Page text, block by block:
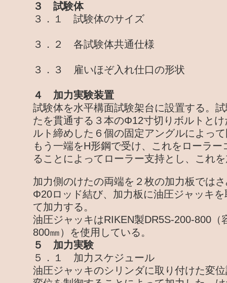
３ 試験体
３．１ 試験体のサイズ
３．２ 各試験体共通仕様
３．３ 雇いほぞ入れ仕口の形状
４ 加力実験装置
試験体を水平構面試験架台に設置する。
たを貫通する３本のΦ12寸切りボルトと
ルト締めした６個の固定アングルによっ
もう一端をH形鋼で受け、これをローラ
ることによってローラー支持とし、これ
加力側のけたの両端を２枚の加力板では
Φ20ロッド結び、加力板に油圧ジャッキ
て加力する。
油圧ジャッキはRIKEN製DR5S-200-800（
800㎜）を使用している。
５ 加力実験
５．１ 加力スケジュール
油圧ジャッキのシリンダに取り付けた変